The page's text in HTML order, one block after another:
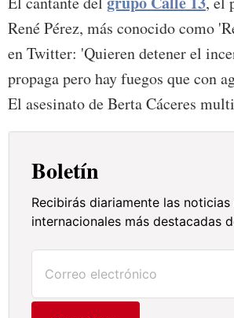
René Pérez, más conocido como
en Twitter: 'Quieren detener el
propaga pero hay fuegos que con
El asesinato de Berta Cáceres
Boletín
Recibirás diariamente las noticias
internacionales más destacadas